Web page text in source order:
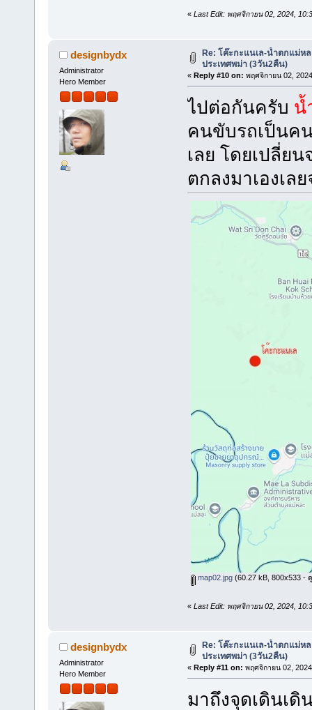
« Last Edit: พฤศจิกายน 02, 2024,
designbydx
Administrator
Hero Member
Re: โค๊ะกะแนเล-น้ำตกแม่หล
ประเทศพม่า (3วัน2คืน)
« Reply #10 on: พฤศจิกายน 02,
ไปต่อกันครับ น้
คนขับรถเป็นค
เลย โดยเปลี่ย
ตกลงมาเองเล
map02.jpg(60.27 kB, 800x533 -
« Last Edit: พฤศจิกายน 02, 2024,
designbydx
Administrator
Hero Member
Re: โค๊ะกะแนเล-น้ำตกแม่หล
ประเทศพม่า (3วัน2คืน)
« Reply #11 on: พฤศจิกายน 02,
มาถึงจุดเดินเดิ